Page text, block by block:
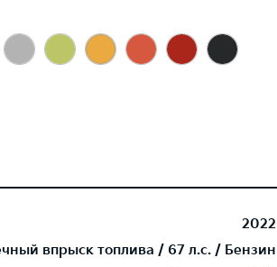
2022
впрыск топлива / 67 л.с. / Бензин